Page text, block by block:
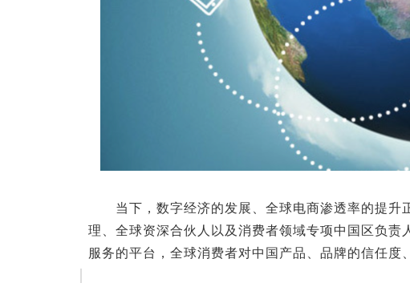
当下，数字经济的发展、全球电商渗透率的提升
理、全球资深合伙人以及消费者领域专项中国区负
服务的平台，全球消费者对中国产品、品牌的信任度